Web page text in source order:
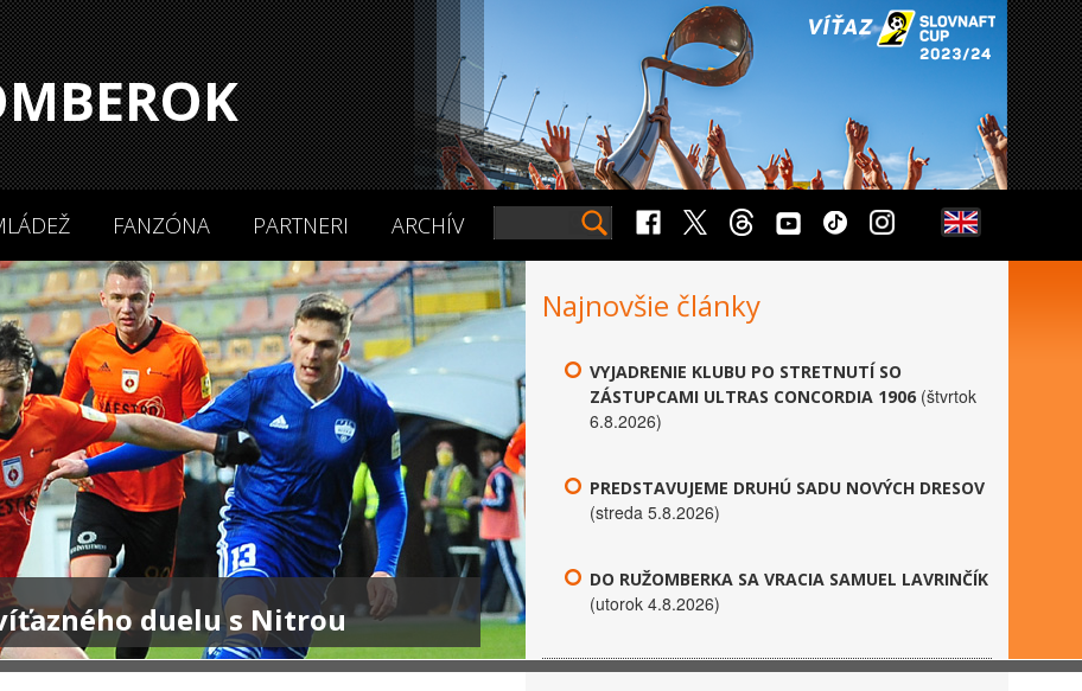
FANZÓNA PARTNERI ARCHÍV
duelu s Nitrou
Najnovšie články
VYJADRENIE KLUBU PO STRETNUTÍ SO
ZÁSTUPCAMI ULTRAS CONCORDIA 1906 (štvrtok
6.8.2026)
PREDSTAVUJEME DRUHÚ SADU NOVÝCH DRESOV
(streda 5.8.2026)
DO RUŽOMBERKA SA VRACIA SAMUEL LAVRINČÍK
(utorok 4.8.2026)